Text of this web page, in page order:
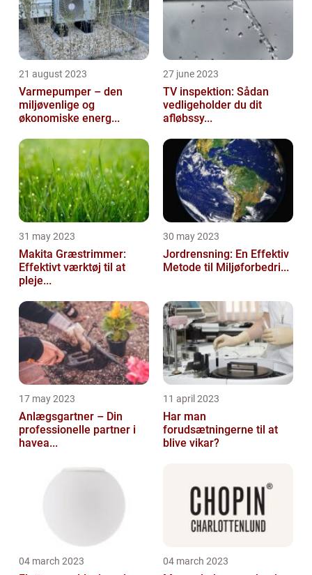
21 august 2023
Varmepumper – den
miljøvenlige og
økonomiske energ...
27 june 2023
TV inspektion: Sådan
vedligeholder du dit
afløbssy...
31 may 2023
Makita Græstrimmer:
Effektivt værktøj til at
pleje...
30 may 2023
Jordrensning: En Effektiv
Metode til Miljøforbedri...
17 may 2023
Anlægsgartner – Din
professionelle partner i
havea...
11 april 2023
Har man
forudsætningerne til at
blive vikar?
04 march 2023 04 march 2023